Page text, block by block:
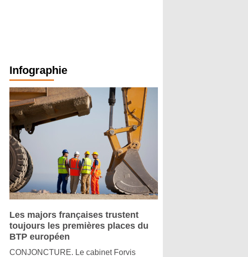
Infographie
Les majors françaises trustent
toujours les premières places du
BTP européen
CONJONCTURE. Le cabinet Forvis